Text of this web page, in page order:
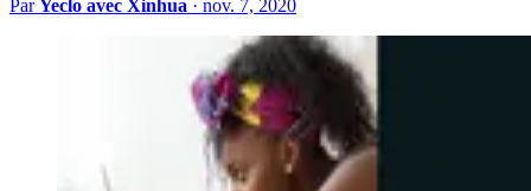
Par Yeclo avec Xinhua · nov. 7, 2020